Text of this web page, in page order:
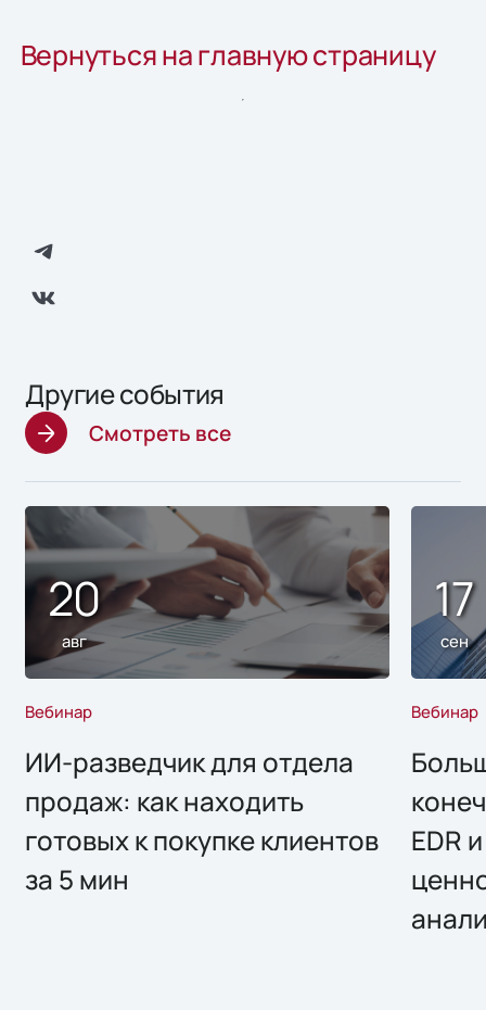
Вернуться на главную страницу
Другие события
Смотреть все
20
авг
Вебинар
ИИ-разведчик для отдела
продаж: как находить
готовых к покупке клиентов
за 5 мин
17
сен
Вебинар
EDR